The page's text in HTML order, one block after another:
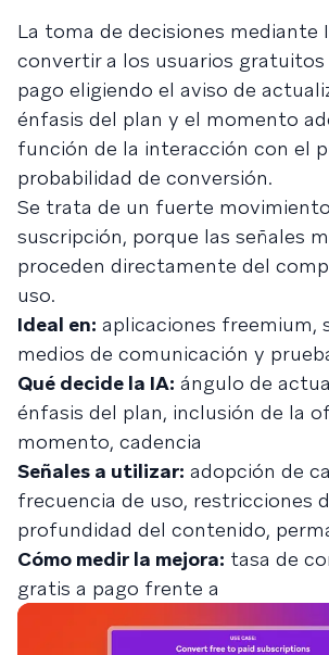
La toma de decisiones mediante
convertir a los usuarios gratuitos
pago eligiendo el aviso de
énfasis del plan y el momento
función de la interacción con el
probabilidad de conversión.
Se trata de un fuerte
suscripción, porque las señales
proceden directamente del
uso.
Ideal en: aplicaciones freemium,
medios de comunicación y
Qué decide la IA: ángulo de
énfasis del plan, inclusión de la
momento, cadencia
Señales a utilizar: adopción de
frecuencia de uso, restricciones
profundidad del contenido,
Cómo medir la mejora: tasa de
gratis a pago frente a